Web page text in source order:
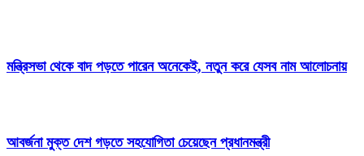
মন্ত্রিসভা থেকে বাদ পড়তে পারেন অনেকেই, নতুন করে যেসব নাম আলোচনায়
আবর্জনা মুক্ত দেশ গড়তে সহযোগিতা চেয়েছেন প্রধানমন্ত্রী